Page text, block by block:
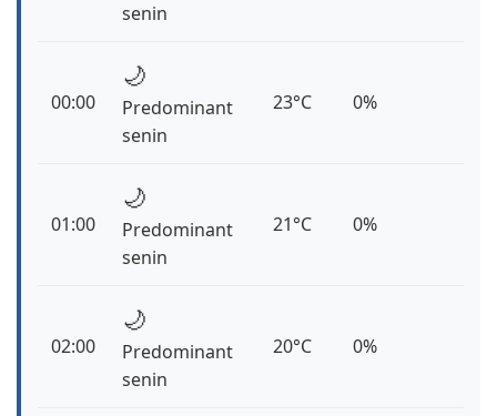
senin
00:00
🌙
Predominant
senin
23°C 0%
01:00
🌙
Predominant
senin
21°C 0%
02:00
🌙
Predominant
senin
20°C 0%